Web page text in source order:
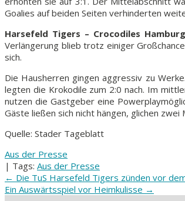
Goalies auf beiden Seiten verhinderten
Harsefeld Tigers – Crocodiles
Verlängerung blieb trotz einiger
sich.
Die Hausherren gingen aggressiv zu
legten die Krokodile zum 2:0 nach. Im
nutzen die Gastgeber eine
Gäste ließen sich nicht hängen, glichen
Quelle: Stader Tageblatt
Aus der Presse
| Tags: Aus der Presse
Post
navigation
← Die TuS Harsefeld Tigers zünden vor
Ein Auswärtsspiel vor Heimkulisse →